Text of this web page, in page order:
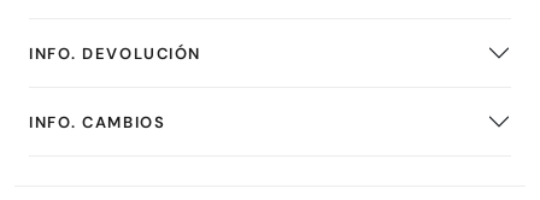
INFO. DEVOLUCIÓN
INFO. CAMBIOS